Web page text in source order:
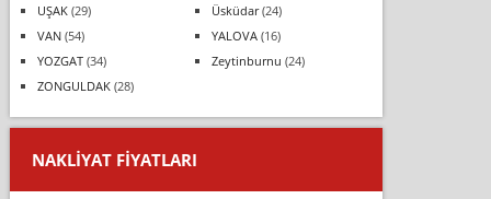
UŞAK(29) Üsküdar(24)
VAN(54) YALOVA(16)
YOZGAT(34) Zeytinburnu (24)
ZONGULDAK(28)
NAKLIYAT FIYATLARI